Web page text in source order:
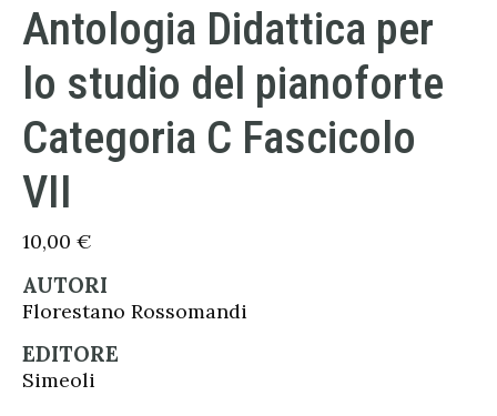
Antologia Didattica per
lo studio del pianoforte
Categoria C Fascicolo
VII
10,00 €
AUTORI
Florestano Rossomandi
EDITORE
Simeoli